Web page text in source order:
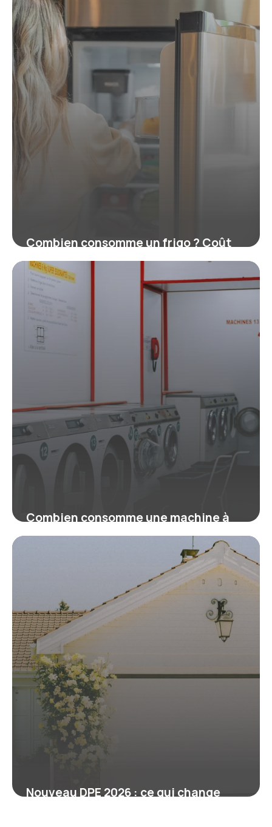
16 juillet 2026
Combien consomme un frigo ? Coût
réel et kWh par an
16 juillet 2026
Combien consomme une machine à
laver ? Guide malin pour payer moins
Nouveau DPE 2026 : ce qui change